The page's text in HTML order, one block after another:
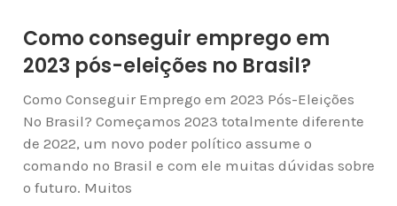
Como conseguir emprego em
2023 pós-eleições no Brasil?
Como Conseguir Emprego em 2023 Pós-Eleições
No Brasil? Começamos 2023 totalmente diferente
de 2022, um novo poder político assume o
comando no Brasil e com ele muitas dúvidas sobre
o futuro. Muitos